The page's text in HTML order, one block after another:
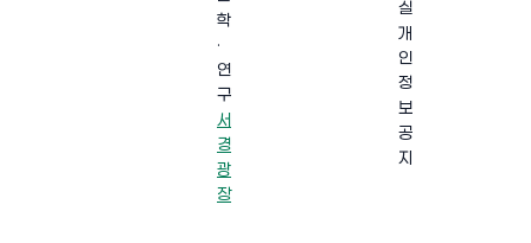
학
·
연
구
서
경
광
장
실
개
인
정
보
공
지